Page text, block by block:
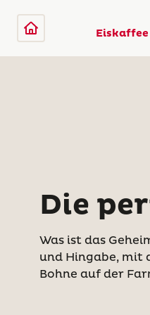
Eiskaffee
Die
Was ist das
und Hingabe, mit
Bohne auf der